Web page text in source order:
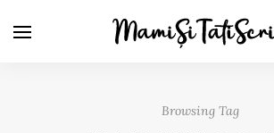
Browsing Tag